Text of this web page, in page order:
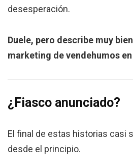
desesperación.
Duele, pero describe muy
marketing de vendehumos
¿Fiasco anunciado?
El final de estas historias casi
desde el principio.